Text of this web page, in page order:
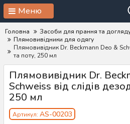
Меню
Головна
Засоби для прання та
Плямовивідники для одягу
Плямовивідник Dr. Beckmann Deo &
та поту, 250 мл
Плямовивідник Dr.
Schweiss від слідів
250 мл
Артикул: AS-00203